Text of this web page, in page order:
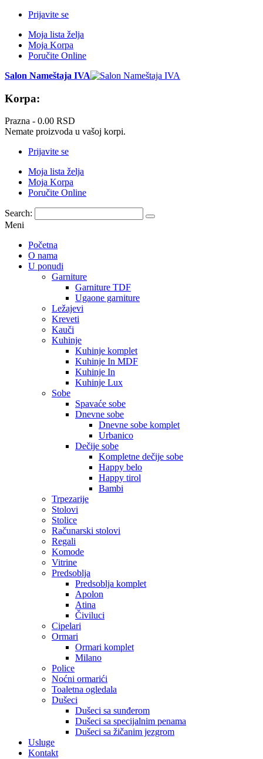
Prijavite se
Moja lista želja
Moja Korpa
Poručite Online
Salon Nameštaja IVA
Korpa:
Prazna - 0.00 RSD
Nemate proizvoda u vašoj korpi.
Prijavite se
Moja lista želja
Moja Korpa
Poručite Online
Search:
Meni
Početna
O nama
U ponudi
Garniture
Garniture TDF
Ugaone garniture
Ležajevi
Kreveti
Kauči
Kuhinje
Kuhinje komplet
Kuhinje In MDF
Kuhinje In
Kuhinje Lux
Sobe
Spavaće sobe
Dnevne sobe
Dnevne sobe komplet
Urbanico
Dečije sobe
Kompletne dečije sobe
Happy belo
Happy tirol
Bambi
Trpezarije
Stolovi
Stolice
Računarski stolovi
Regali
Komode
Vitrine
Predsoblja
Predsoblja komplet
Apolon
Atina
Čiviluci
Cipelari
Ormari
Ormari komplet
Milano
Police
Noćni ormarići
Toaletna ogledala
Dušeci
Dušeci sa sunđerom
Dušeci sa specijalnim penama
Dušeci sa žičanim jezgrom
Usluge
Kontakt